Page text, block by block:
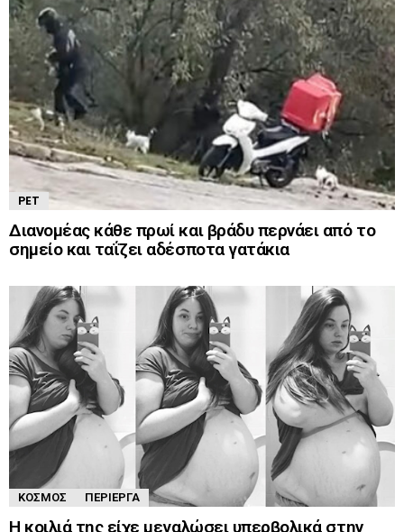
PET
Διανομέας κάθε πρωί και βράδυ περνάει από το
σημείο και ταΐζει αδέσποτα γατάκια
ΚΌΣΜΟΣ ΠΕΡΊΕΡΓΑ
Η κοιλιά της είχε μεγαλώσει υπερβολικά στην